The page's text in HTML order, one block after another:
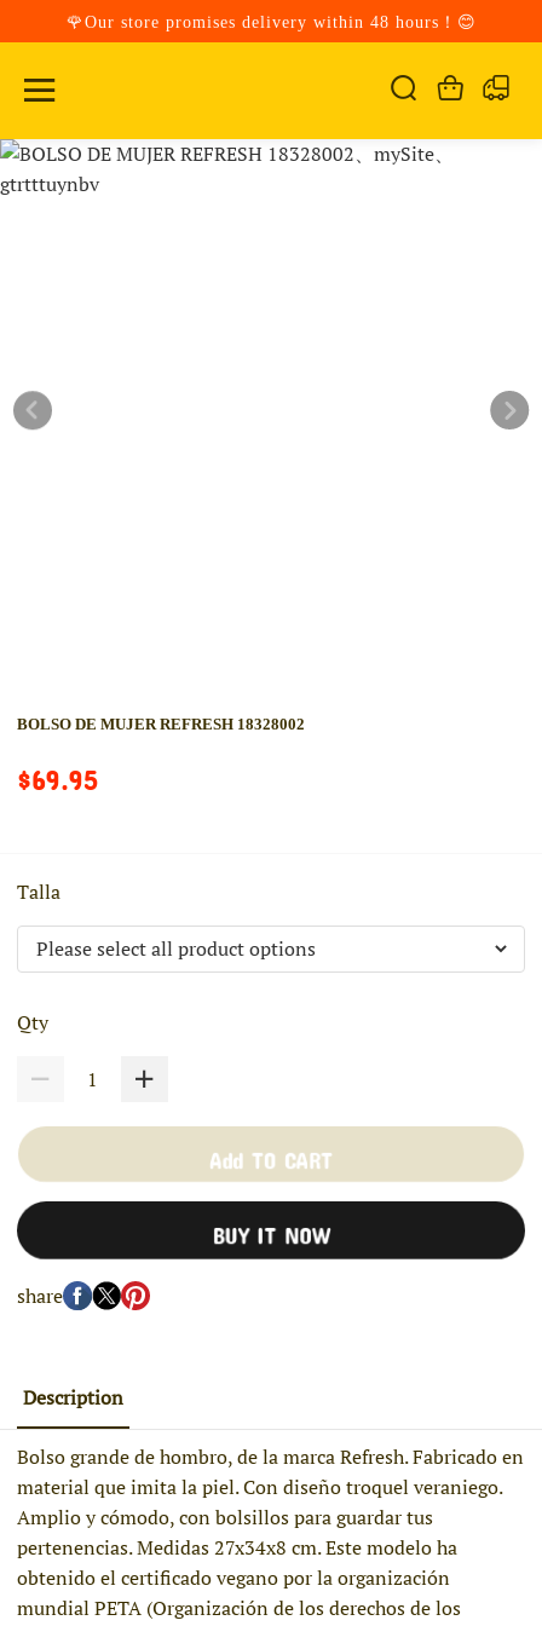
🌹Our store promises delivery within 48 hours！😊
BOLSO DE MUJER REFRESH 18328002
$69.95
Talla
Qty
Add TO CART
BUY IT NOW
share
Description
Bolso grande de hombro, de la marca Refresh. Fabricado en
material que imita la piel. Con diseño troquel veraniego.
Amplio y cómodo, con bolsillos para guardar tus
pertenencias. Medidas 27x34x8 cm. Este modelo ha
obtenido el certificado vegano por la organización
mundial PETA (Organización de los derechos de los